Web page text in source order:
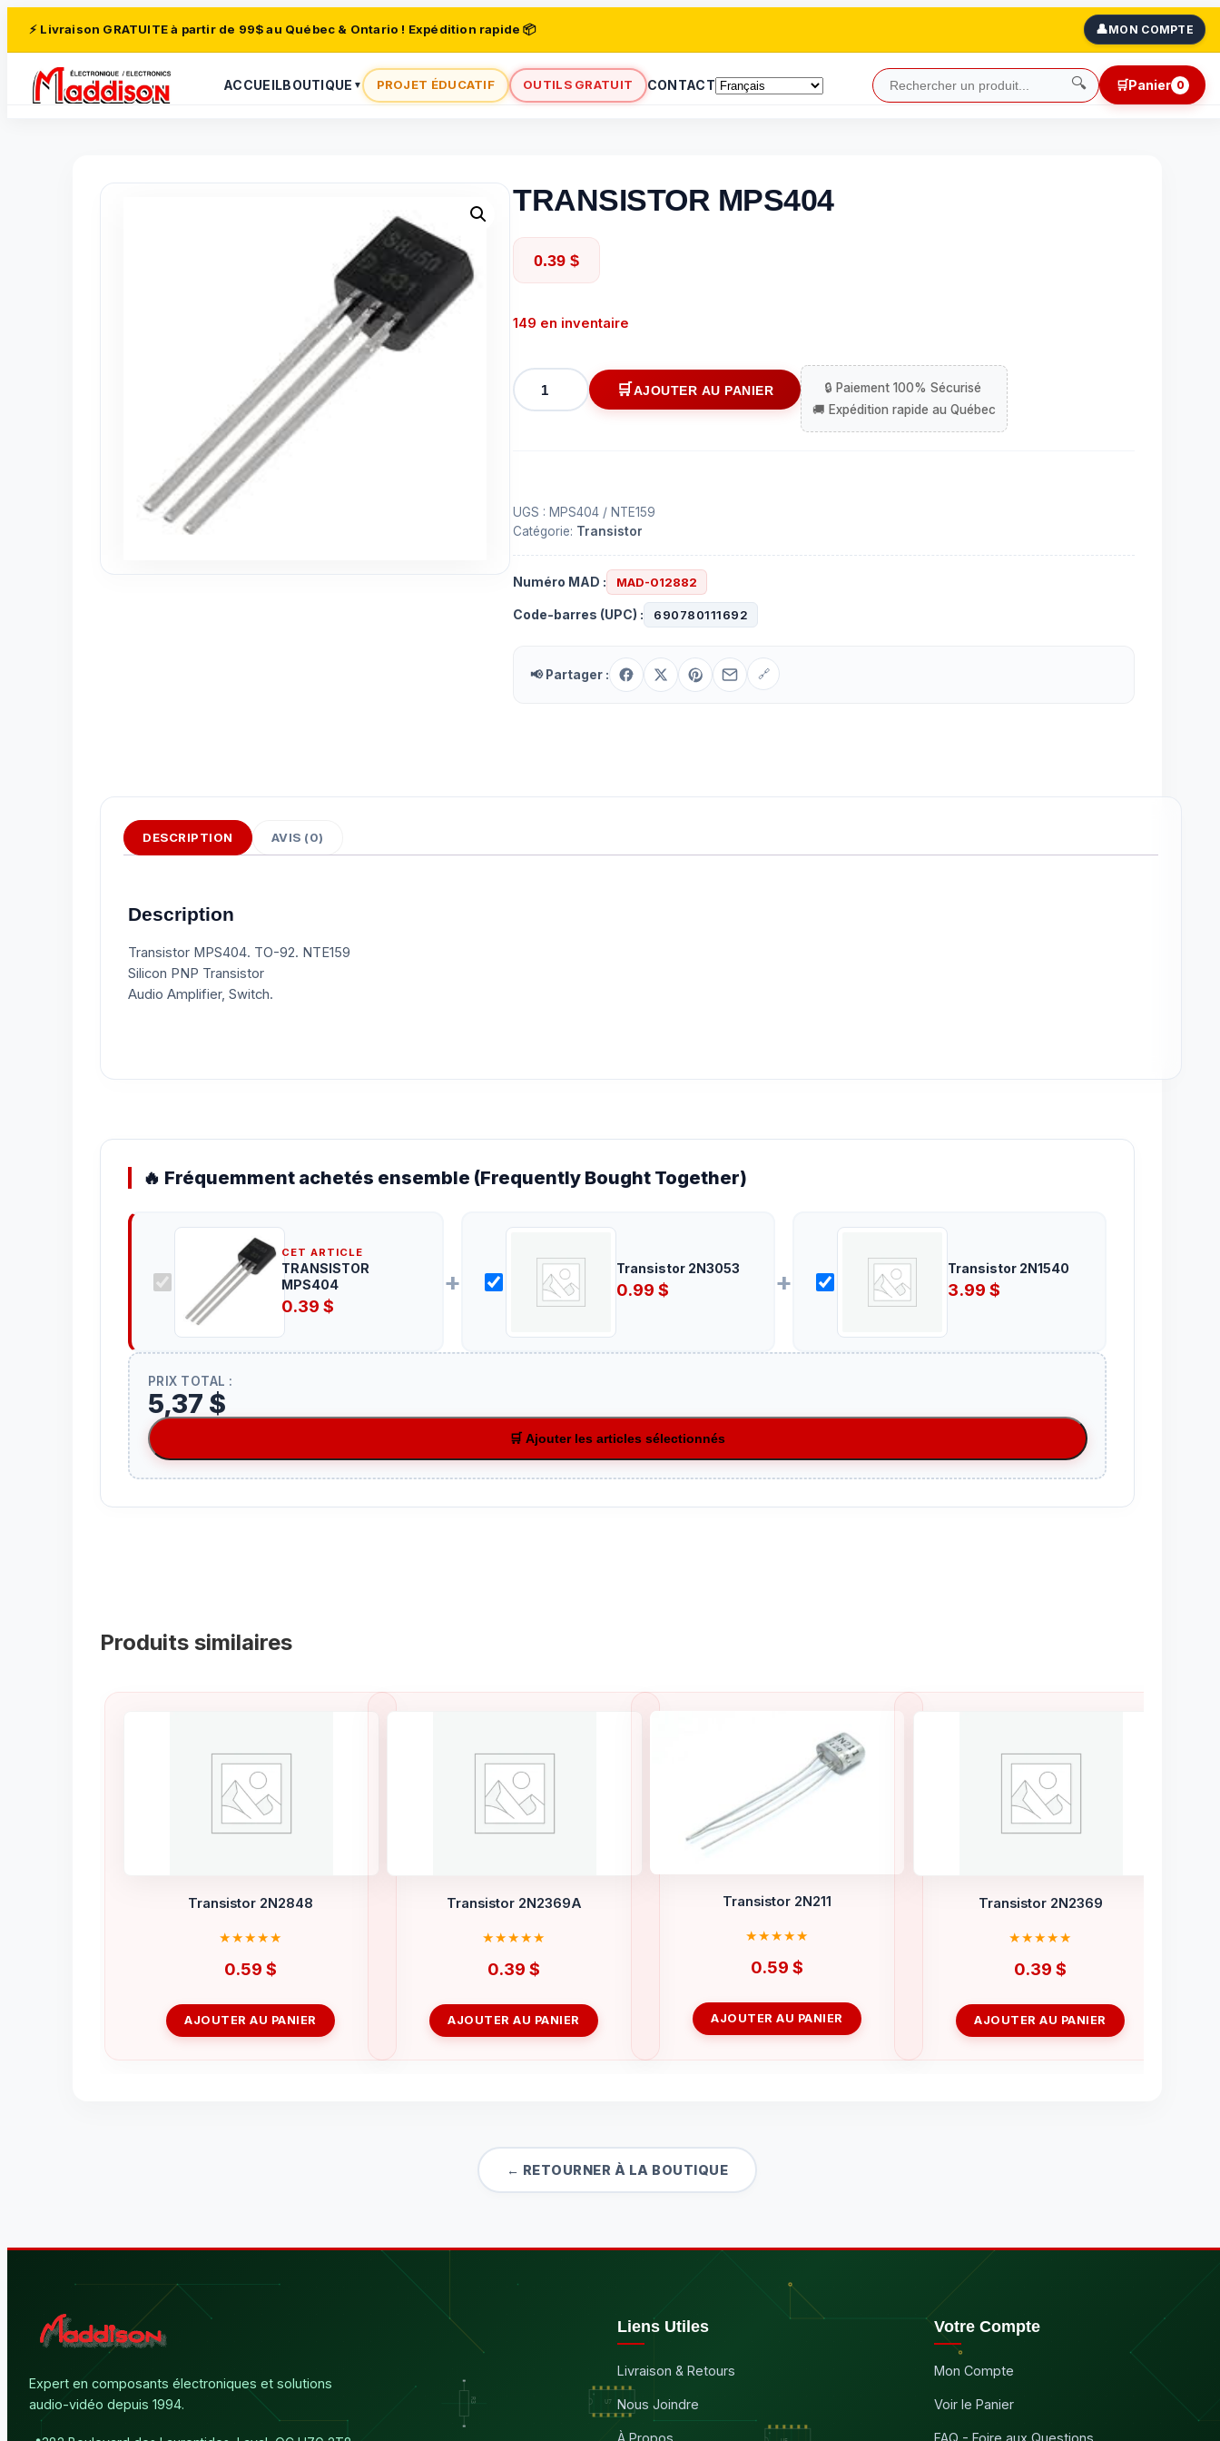
⚡ Livraison GRATUITE à partir de 99$ au Québec & Ontario ! Expédition rapide 📦 👤MON COMPTE
ACCUEILBOUTIQUE ▼ PROJET ÉDUCATIF OUTILS GRATUIT CONTACT 🔍 🛒Panier 0
TRANSISTOR MPS404
0.39 $
149 en inventaire
quantité
de
AJOUTER AU PANIER
UGS : MPS404 / NTE159
Catégorie: Transistor
Numéro MAD : MAD-012882
Code-barres (UPC) : 690780111692
📢 Partager : 🔗
DESCRIPTION AVIS (0)
Description
Transistor MPS404. TO-92. NTE159
Silicon PNP Transistor
Audio Amplifier, Switch.
🔥 Fréquemment achetés ensemble (Frequently Bought Together)
CET ARTICLE
TRANSISTOR
MPS404
0.39$
+ Transistor 2N3053
0.99 $ + Transistor 2N1540
3.99 $
PRIX TOTAL :
5,37 $
🛒 Ajouter les articles sélectionnés
Produits similaires
Transistor 2N2848
0.59 $
AJOUTER AU PANIER
Transistor 2N2369A
0.39 $
AJOUTER AU PANIER
Transistor 2N211
0.59 $
AJOUTER AU PANIER
Transistor 2N2369
0.39 $
AJOUTER AU PANIER
← RETOURNER À LA BOUTIQUE
Expert en composants électroniques et solutions
audio-vidéo depuis 1994.
Liens Utiles
Livraison & Retours
Nous Joindre
Votre Compte
Mon Compte
Voir le Panier